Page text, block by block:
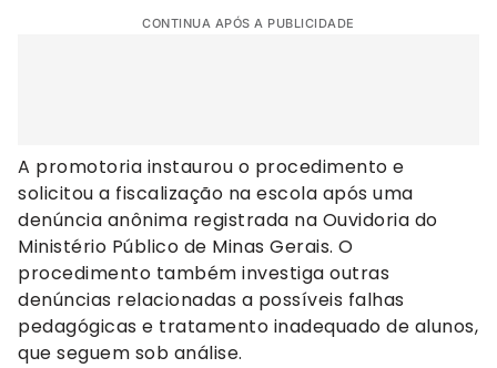
CONTINUA APÓS A PUBLICIDADE
A promotoria instaurou o procedimento e
solicitou a fiscalização na escola após uma
denúncia anônima registrada na Ouvidoria do
Ministério Público de Minas Gerais. O
procedimento também investiga outras
denúncias relacionadas a possíveis falhas
pedagógicas e tratamento inadequado de alunos,
que seguem sob análise.